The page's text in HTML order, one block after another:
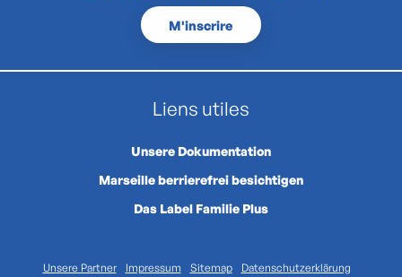
M'inscrire
Liens utiles
Unsere Dokumentation
Marseille berrierefrei besichtigen
Das Label Familie Plus
Unsere Partner Impressum Sitemap Datenschutzerklärung